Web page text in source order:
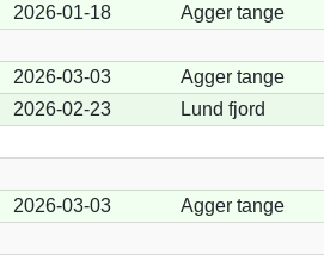
2026-01-18
Agger tange
2026-03-03
Agger tange
2026-02-23
Lund fjord
2026-03-03
Agger tange